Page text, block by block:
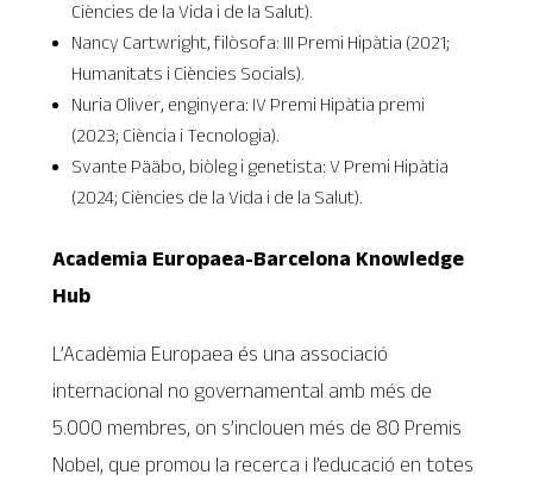
Ciències de la Vida i de la Salut).
Nancy Cartwright, filòsofa: III Premi Hipàtia (2021;
Humanitats i Ciències Socials).
Nuria Oliver, enginyera: IV Premi Hipàtia premi
(2023; Ciència i Tecnologia).
Svante Pääbo, biòleg i genetista: V Premi Hipàtia
(2024; Ciències de la Vida i de la Salut).
Academia Europaea-Barcelona Knowledge
Hub
L’Acadèmia Europaea és una associació
internacional no governamental amb més de
5.000 membres, on s’inclouen més de 80 Premis
Nobel, que promou la recerca i l’educació en totes